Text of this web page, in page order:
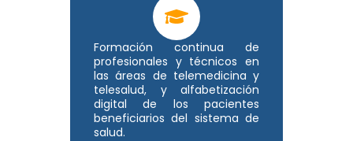
Formación continua de
profesionales y técnicos en
las áreas de telemedicina y
telesalud, y alfabetización
digital de los pacientes
beneficiarios del sistema de
salud.